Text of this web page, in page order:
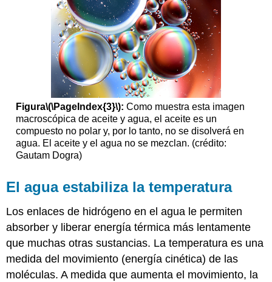
Figura\(\PageIndex{3}\): Como muestra esta imagen
macroscópica de aceite y agua, el aceite es un
compuesto no polar y, por lo tanto, no se disolverá en
agua. El aceite y el agua no se mezclan. (crédito:
Gautam Dogra)
El agua estabiliza la temperatura
Los enlaces de hidrógeno en el agua le permiten
absorber y liberar energía térmica más lentamente
que muchas otras sustancias. La temperatura es una
medida del movimiento (energía cinética) de las
moléculas. A medida que aumenta el movimiento, la